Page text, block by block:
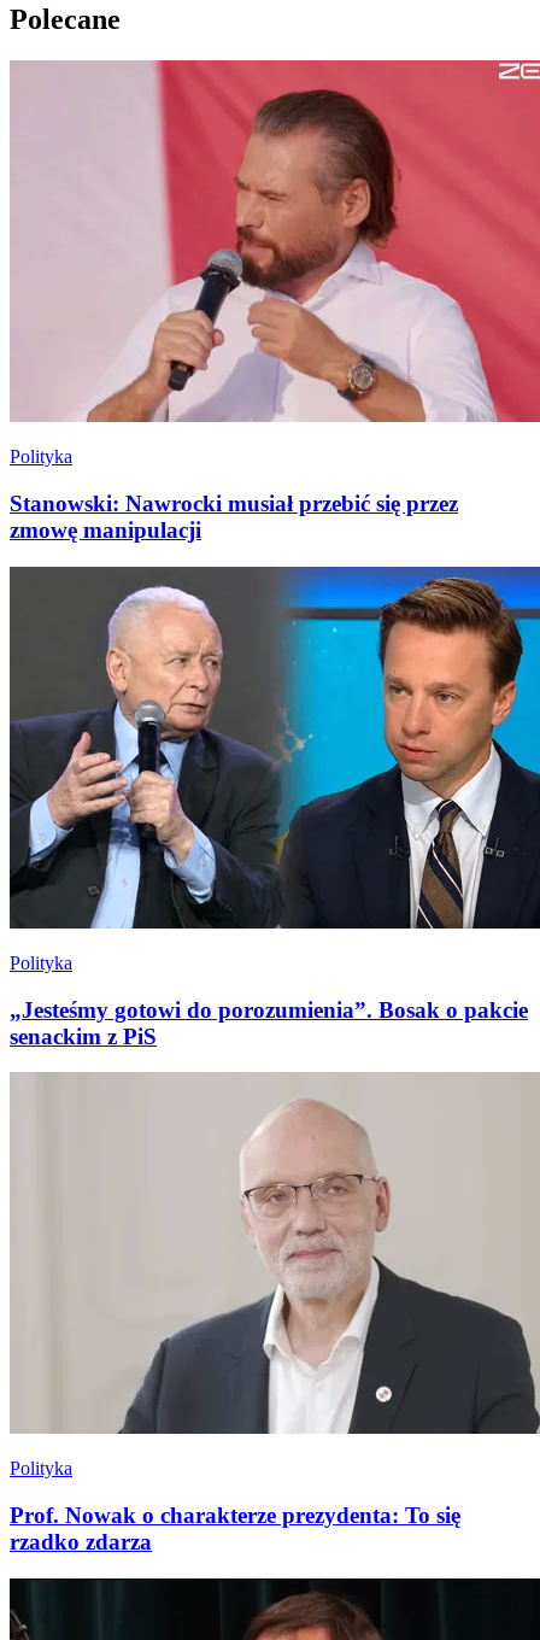
Polecane
Polityka
Stanowski: Nawrocki musiał przebić się przez
zmowę manipulacji
Polityka
„Jesteśmy gotowi do porozumienia”. Bosak o pakcie
senackim z PiS
Polityka
Prof. Nowak o charakterze prezydenta: To się
rzadko zdarza